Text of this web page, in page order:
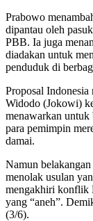
Prabowo
dipantau oleh
PBB. Ia juga
diadakan untuk
penduduk di
Proposal
Widodo (Jokowi)
menawarkan untuk
para pemimpin
damai.
Namun
menolak usulan
mengakhiri konflik
yang “aneh”.
(3/6).